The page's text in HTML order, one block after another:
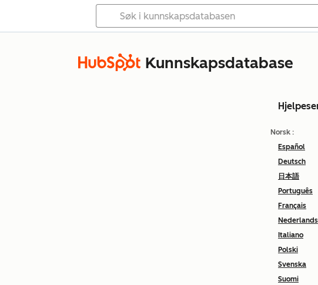
Kunnskapsdatabase
Norsk :
Español
Deutsch
日本語
Português
Français
Nederlands
Italiano
Polski
Svenska
Suomi